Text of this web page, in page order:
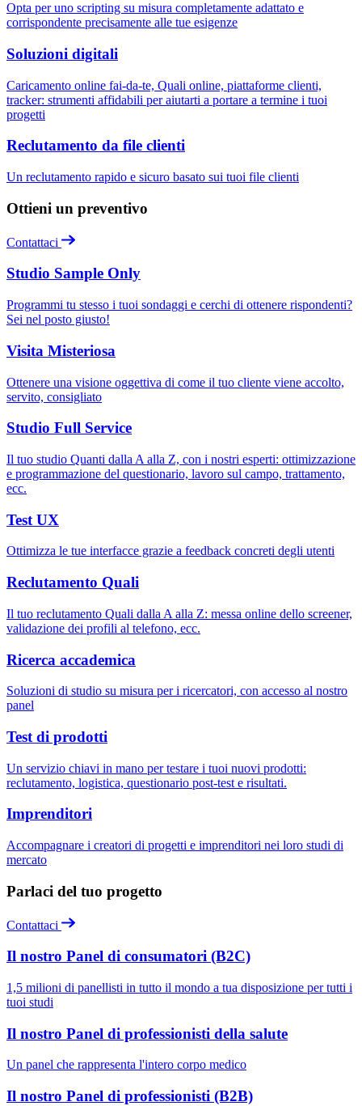
Opta per uno scripting su misura completamente adattato e
corrispondente precisamente alle tue esigenze
Soluzioni digitali
Caricamento online fai-da-te, Quali online, piattaforme clienti,
tracker: strumenti affidabili per aiutarti a portare a termine i tuoi
progetti
Reclutamento da file clienti
Un reclutamento rapido e sicuro basato sui tuoi file clienti
Ottieni un preventivo
Contattaci
Studio Sample Only
Programmi tu stesso i tuoi sondaggi e cerchi di ottenere rispondenti?
Sei nel posto giusto!
Visita Misteriosa
Ottenere una visione oggettiva di come il tuo cliente viene accolto,
servito, consigliato
Studio Full Service
Il tuo studio Quanti dalla A alla Z, con i nostri esperti: ottimizzazione
e programmazione del questionario, lavoro sul campo, trattamento,
ecc.
Test UX
Ottimizza le tue interfacce grazie a feedback concreti degli utenti
Reclutamento Quali
Il tuo reclutamento Quali dalla A alla Z: messa online dello screener,
validazione dei profili al telefono, ecc.
Ricerca accademica
Soluzioni di studio su misura per i ricercatori, con accesso al nostro
panel
Test di prodotti
Un servizio chiavi in mano per testare i tuoi nuovi prodotti:
reclutamento, logistica, questionario post-test e risultati.
Imprenditori
Accompagnare i creatori di progetti e imprenditori nei loro studi di
mercato
Parlaci del tuo progetto
Contattaci
Il nostro Panel di consumatori (B2C)
1,5 milioni di panellisti in tutto il mondo a tua disposizione per tutti i
tuoi studi
Il nostro Panel di professionisti della salute
Un panel che rappresenta l'intero corpo medico
Il nostro Panel di professionisti (B2B)